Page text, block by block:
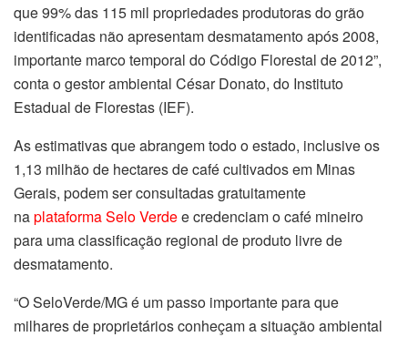
que 99% das 115 mil propriedades produtoras do grão
identificadas não apresentam desmatamento após 2008,
importante marco temporal do Código Florestal de 2012”,
conta o gestor ambiental César Donato, do Instituto
Estadual de Florestas (IEF).
As estimativas que abrangem todo o estado, inclusive os
1,13 milhão de hectares de café cultivados em Minas
Gerais, podem ser consultadas gratuitamente
naplataforma Selo Verdee credenciam o café mineiro
para uma classificação regional de produto livre de
desmatamento.
“O SeloVerde/MG é um passo importante para que
milhares de proprietários conheçam a situação ambiental